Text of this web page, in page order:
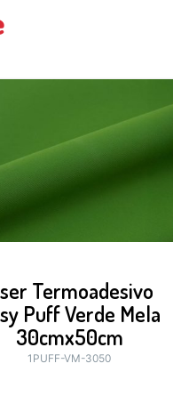
Termoadesivo
Puff Verde Mela
30cmx50cm
1PUFF-VM-3050